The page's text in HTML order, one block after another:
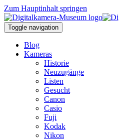
Zum Hauptinhalt springen
Toggle navigation
Blog
Kameras
Historie
Neuzugänge
Listen
Gesucht
Canon
Casio
Fuji
Kodak
Nikon